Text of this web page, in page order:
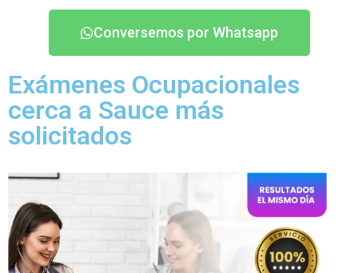
Conversemos por Whatsapp
Exámenes Ocupacionales
cerca a Sauce más
solicitados